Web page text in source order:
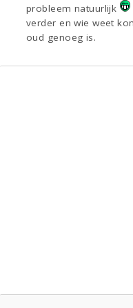
probleem natuurlijk
verder en wie weet
oud genoeg is.